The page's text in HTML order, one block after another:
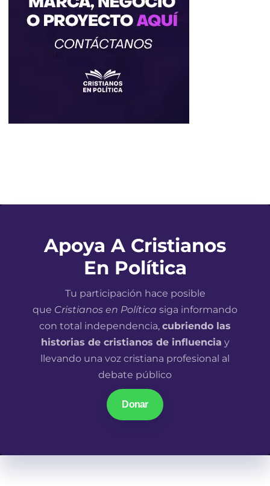
Apoya A Cristianos
En Política
Tu participación hace posible
que Cristianos en Política siga informando
con total independencia, cubriendo las
historias de cristianos de influencia y
llevando una voz cristiana profesional al
debate público
Donar